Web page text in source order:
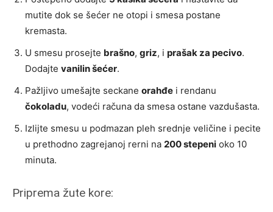
mutite dok se šećer ne otopi i smesa postane
kremasta.
U smesu prosejte brašno, griz, i prašak za pecivo.
Dodajte vanilin šećer.
Pažljivo umešajte seckane orahđe i rendanu
čokoladu, vodeći računa da smesa ostane vazdušasta.
Izlijte smesu u podmazan pleh srednje veličine i pecite
u prethodno zagrejanoj rerni na 200 stepeni oko 10
minuta.
Priprema žute kore: